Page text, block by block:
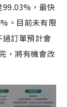
99.03%，最快
。目前未有限
訂單預計會
，將有機會改